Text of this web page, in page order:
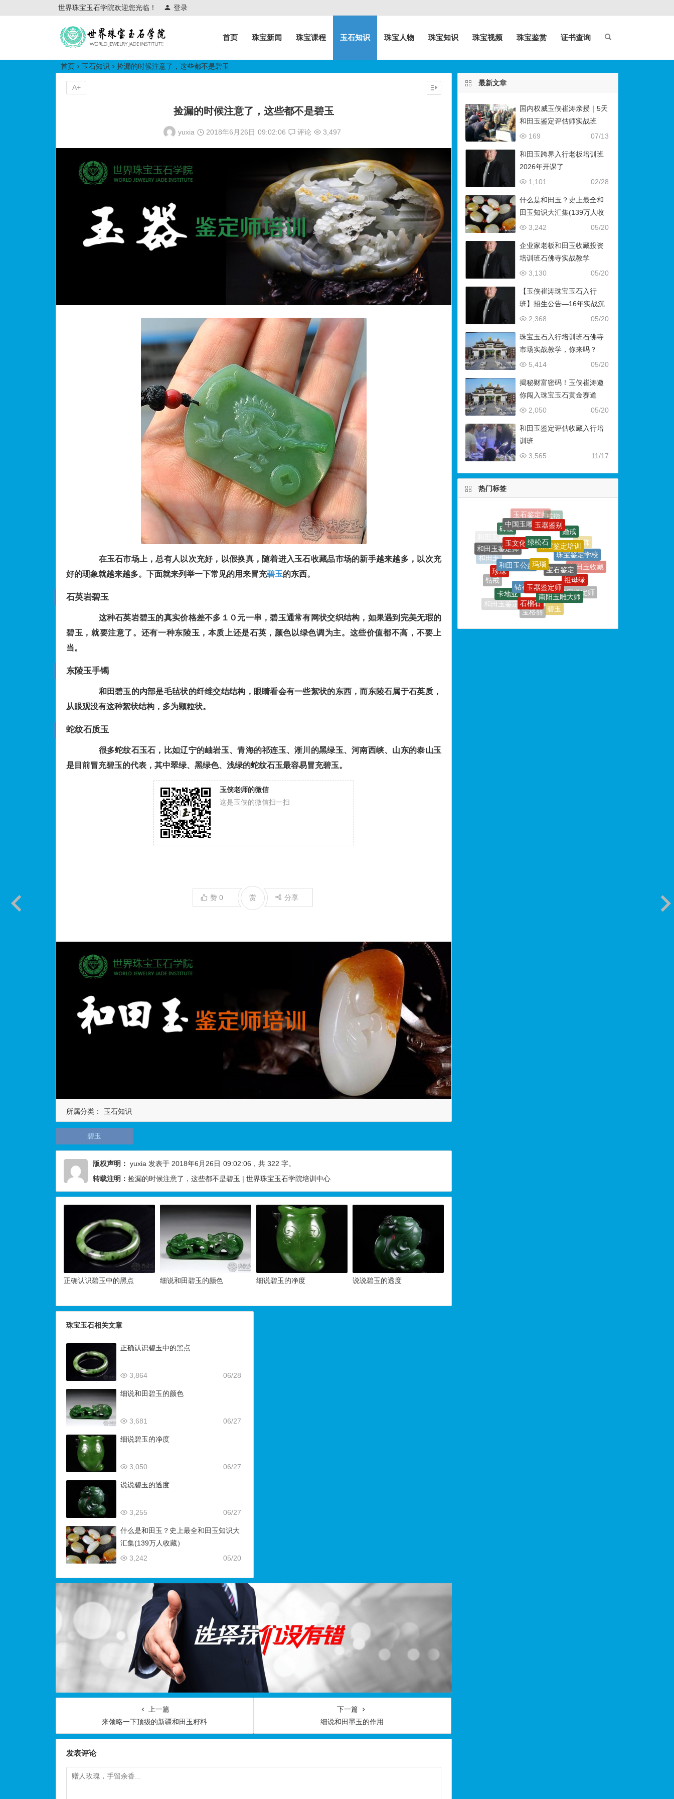
世界珠宝玉石学院欢迎您光临！ 登录
世界珠宝玉石学院培训中心
首页 珠宝新闻 珠宝课程 玉石知识 珠宝人物 珠宝知识 珠宝视频 珠宝鉴赏 证书查询
首页 玉石知识 捡漏的时候注意了，这些都不是碧玉
捡漏的时候注意了，这些都不是碧玉
yuxia 2018年6月26日 09:02:06 评论 3,497
在玉石市场上，总有人以次充好，以假换真，随着进入玉石收藏品市场的新手越来越多，以次充
好的现象就越来越多。下面就来列举一下常见的用来冒充碧玉的东西。
石英岩碧玉
这种石英岩碧玉的真实价格差不多１０元一串，碧玉通常有网状交织结构，如果遇到完美无瑕的
碧玉，就要注意了。还有一种东陵玉，本质上还是石英，颜色以绿色调为主。这些价值都不高，不要上
当。
东陵玉手镯
和田碧玉的内部是毛毡状的纤维交结结构，眼睛看会有一些絮状的东西，而东陵石属于石英质，
从眼观没有这种絮状结构，多为颗粒状。
蛇纹石质玉
很多蛇纹石玉石，比如辽宁的岫岩玉、青海的祁连玉、淅川的黑绿玉、河南西峡、山东的泰山玉
是目前冒充碧玉的代表，其中翠绿、黑绿色、浅绿的蛇纹石玉最容易冒充碧玉。
玉侠老师的微信
这是玉侠的微信扫一扫
赞0 分享
赏
A+
所属分类： 玉石知识
碧玉
版权声明： yuxia 发表于 2018年6月26日 09:02:06 ，共 322 字。
转载注明： 捡漏的时候注意了，这些都不是碧玉 | 世界珠宝玉石学院培训中心
正确认识碧玉中的黑点 细说和田碧玉的颜色 细说碧玉的净度 说说碧玉的透度
珠宝玉石相关文章
正确认识碧玉中的黑点
06/28
3,864
细说和田碧玉的颜色
06/27
3,681
细说碧玉的净度
06/27
3,050
说说碧玉的透度
06/27
3,255
什么是和田玉？史上最全和田玉知识大
汇集(139万人收藏）
05/20
3,242
上一篇
来领略一下顶级的新疆和田玉籽料
下一篇
细说和田墨玉的作用
发表评论
最新文章
国内权威玉侠崔涛亲授｜5天
和田玉鉴定评估师实战班
（石佛寺9月开班）
07/13
169
和田玉跨界入行老板培训班
2026年开课了
02/28
1,101
什么是和田玉？史上最全和
田玉知识大汇集(139万人收
藏）
05/20
3,242
企业家老板和田玉收藏投资
培训班石佛寺实战教学
05/20
3,130
【玉侠崔涛珠宝玉石入行
班】招生公告—16年实战沉
淀，助你叩开财富与传承之
05/20
2,368
珠宝玉石入行培训班石佛寺
市场实战教学，你来吗？
05/20
5,414
揭秘财富密码！玉侠崔涛邀
你闯入珠宝玉石黄金赛道
05/20
2,050
和田玉鉴定评估收藏入行培
训班
11/17
3,565
热门标签
中国玉雕大师玉器鉴别
婚戒
和田玉
和田玉鉴定师
玉文化绿松石
珠宝鉴定培训
珠宝鉴定学校
和田玉收藏
橄榄石
玉雕大师
钻戒
珍珠
和田玉公盘玛瑙
宝石鉴定
祖母绿
珠宝鉴定师
玉石雕刻
坦桑石
玉侠崔涛
和田玉鉴定专家
卡地亚
钻石玉器鉴定师
南阳玉雕大师
碧玉
宝格丽
石榴石